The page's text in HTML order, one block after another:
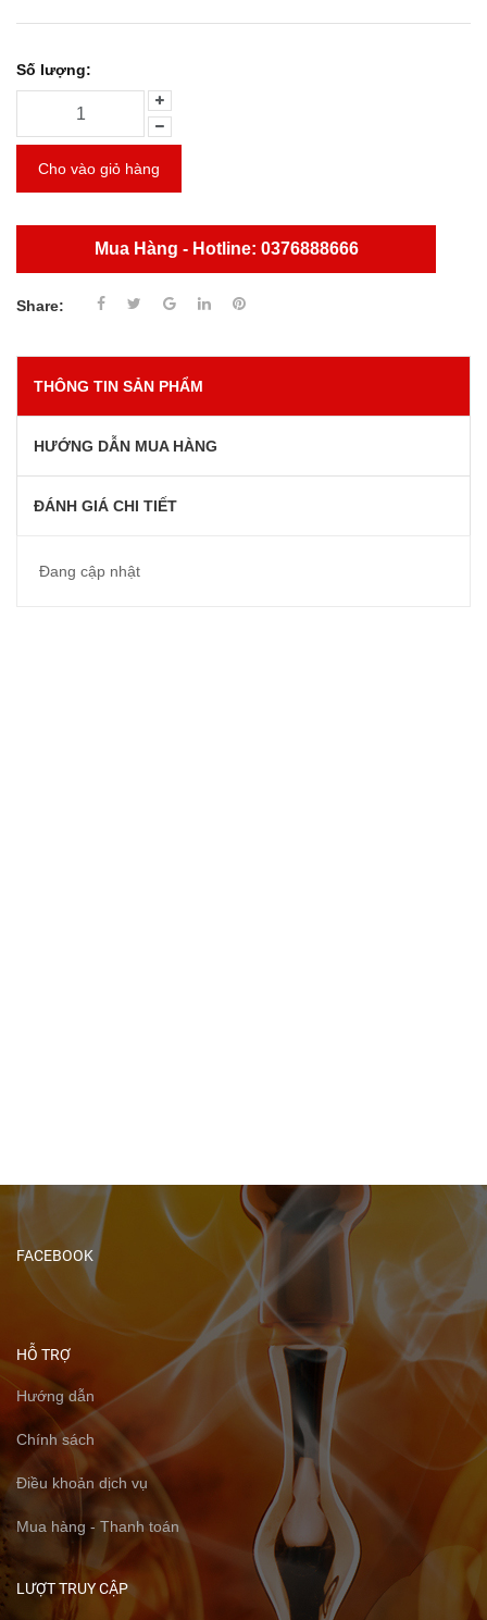
Số lượng:
Cho vào giỏ hàng
Mua Hàng - Hotline: 0376888666
Share:
THÔNG TIN SẢN PHẨM
HƯỚNG DẪN MUA HÀNG
ĐÁNH GIÁ CHI TIẾT
Đang cập nhật
FACEBOOK
HỖ TRỢ
Hướng dẫn
Chính sách
Điều khoản dịch vụ
Mua hàng - Thanh toán
LƯỢT TRUY CẬP